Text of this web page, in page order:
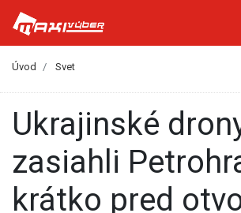
Úvod Svet
Ukrajinské drony
zasiahli
krátko pred